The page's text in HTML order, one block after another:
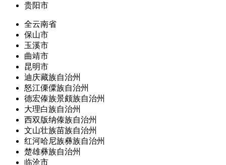
贵阳市
全云南省
保山市
玉溪市
曲靖市
昆明市
迪庆藏族自治州
怒江傈僳族自治州
德宏傣族景颇族自治州
大理白族自治州
西双版纳傣族自治州
文山壮族苗族自治州
红河哈尼族彝族自治州
楚雄彝族自治州
临沧市